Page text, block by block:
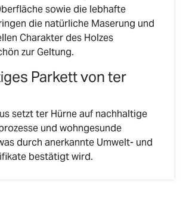
sowie die lebhafte
die natürliche Maserung und
Charakter des Holzes
zur Geltung.
Parkett von ter
setzt ter Hürne auf nachhaltige
und wohngesunde
durch anerkannte Umwelt- und
bestätigt wird.